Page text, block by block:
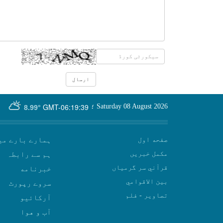
GMT-06:19:39
8.99° Saturday 08 August 2026 ؛
صفحه اول
مکمل خبریں
قرآني سر گرمياں
بين الاقوامي
تصاوير - فلم
ہمارے بارے
ہم سے رابطہ
سروے رپورٹ
آرکائیو
آب و هوا